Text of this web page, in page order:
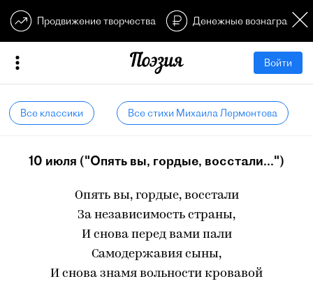
Продвижение творчества Денежные
Войти
Все классики Все стихи Михаила Лермонтова
10 июля ("Опять вы, гордые, восстали...")
Опять вы, гордые, восстали
За независимость страны,
И снова перед вами пали
Самодержавия сыны,
И снова знамя вольности кровавой